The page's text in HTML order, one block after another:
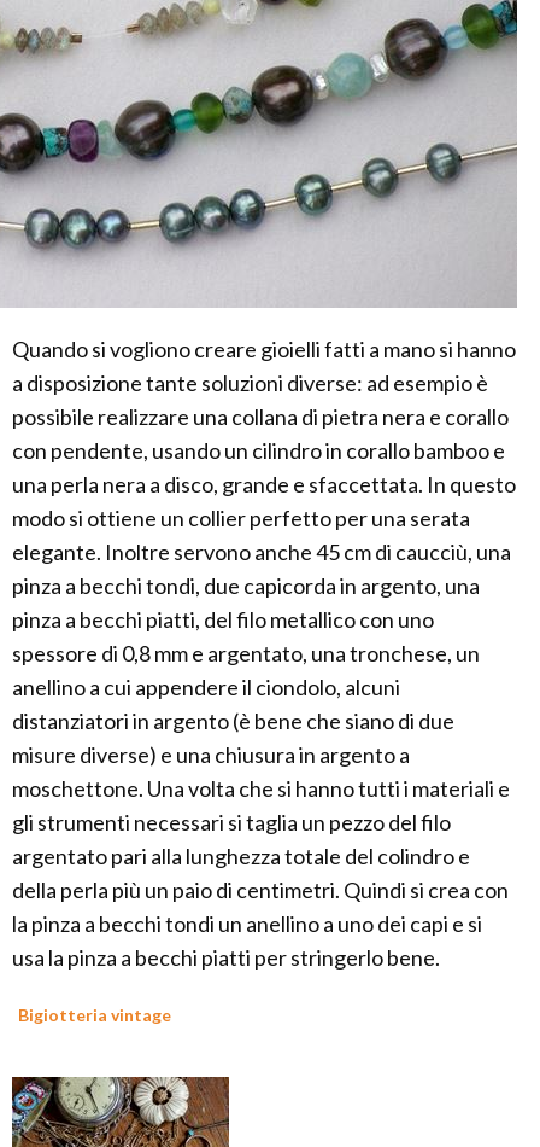
Quando si vogliono creare gioielli fatti a mano si hanno
a disposizione tante soluzioni diverse: ad esempio è
possibile realizzare una collana di pietra nera e corallo
con pendente, usando un cilindro in corallo bamboo e
una perla nera a disco, grande e sfaccettata. In questo
modo si ottiene un collier perfetto per una serata
elegante. Inoltre servono anche 45 cm di caucciù, una
pinza a becchi tondi, due capicorda in argento, una
pinza a becchi piatti, del filo metallico con uno
spessore di 0,8 mm e argentato, una tronchese, un
anellino a cui appendere il ciondolo, alcuni
distanziatori in argento (è bene che siano di due
misure diverse) e una chiusura in argento a
moschettone. Una volta che si hanno tutti i materiali e
gli strumenti necessari si taglia un pezzo del filo
argentato pari alla lunghezza totale del colindro e
della perla più un paio di centimetri. Quindi si crea con
la pinza a becchi tondi un anellino a uno dei capi e si
usa la pinza a becchi piatti per stringerlo bene.
Bigiotteria vintage